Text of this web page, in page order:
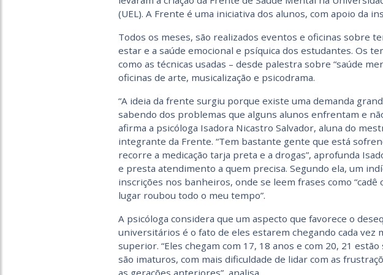
(UEL). A Frente é uma iniciativa dos alunos, com apoio da
Todos os meses, são realizados eventos e oficinas sobre
estar e a saúde emocional e psíquica dos estudantes. Os
como as técnicas usadas – desde palestra sobre “saúde
oficinas de arte, musicalização e psicodrama.
“A ideia da frente surgiu porque existe uma demanda
sabendo dos problemas que alguns alunos enfrentam e
afirma a psicóloga Isadora Nicastro Salvador, aluna do
integrante da Frente. “Tem bastante gente que está
recorre a medicação tarja preta e a drogas”, aprofunda
e presta atendimento a quem precisa. Segundo ela, um
inscrições nos banheiros, onde se leem frases como “cadê
lugar roubou todo o meu tempo”.
A psicóloga considera que um aspecto que favorece o
universitários é o fato de eles estarem chegando cada vez
superior. “Eles chegam com 17, 18 anos e com 20, 21
são imaturos, com mais dificuldade de lidar com as